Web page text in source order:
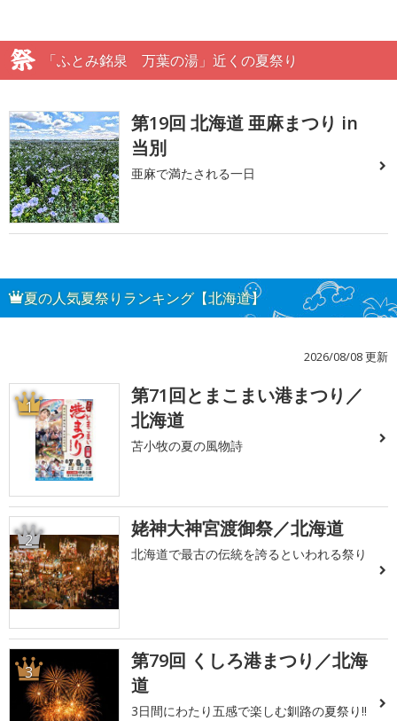
「ふとみ銘泉 万葉の湯」近くの夏祭り
第19回 北海道 亜麻まつり in
当別
亜麻で満たされる一日
夏の人気夏祭りランキング【北海道】
2026/08/08 更新
1
第71回とまこまい港まつり／
北海道
苫小牧の夏の風物詩
2 姥神大神宮渡御祭／北海道
北海道で最古の伝統を誇るといわれる祭り
3
第79回 くしろ港まつり／北海
道
3日間にわたり五感で楽しむ釧路の夏祭り!!